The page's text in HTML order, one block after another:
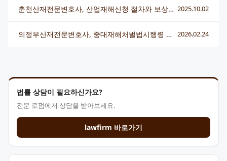
법률 상담이 필요하신가요?
전문 로펌에서 상담을 받아보세요.
lawfirm 바로가기
춘천산재전문변호사, 산업재해신청 절차와 보상받는 전략 총정리 2025.10.02
의정부산재전문변호사, 중대재해처벌법시행령 핵심 대응 전략 알아보기 2026.02.24